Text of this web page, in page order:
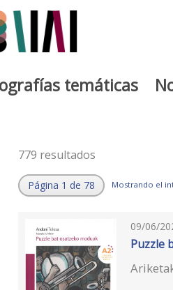
temáticas
779 resultados
Página 1 de 78 Mostrando el
09/06/
Puzzle